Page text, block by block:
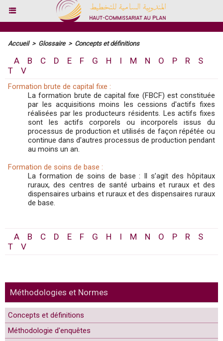
Méthodologies et Normes
Concepts et définitions
Méthodologie d'enquêtes
Accueil > Glossaire > Concepts et définitions
A B C D E F G H I M N O P R
S
T
V
Formation brute de capital fixe :
La formation brute de capital fixe (FBCF) est constituée
par les acquisitions moins les cessions d'actifs fixes
réalisées par les producteurs résidents. Les actifs fixes
sont les actifs corporels ou incorporels issus du
processus de production et utilisés de façon répétée ou
continue dans d'autres processus de production pendant
au moins un an.
Formation de soins de base :
La formation de soins de base : Il s’agit des hôpitaux
ruraux, des centres de santé urbains et ruraux et des
dispensaires urbains et ruraux et des dispensaires ruraux
de base.
A B C D E F G H I M N O P R
S
T
V